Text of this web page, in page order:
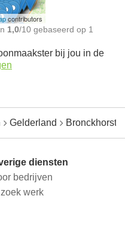
contributors
1,0/10 gebaseerd op 1
bij jou in de
Gelderland Bronckhorst
diensten
bedrijven
zoek werk